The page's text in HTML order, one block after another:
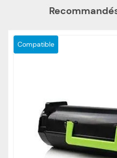
Compatible